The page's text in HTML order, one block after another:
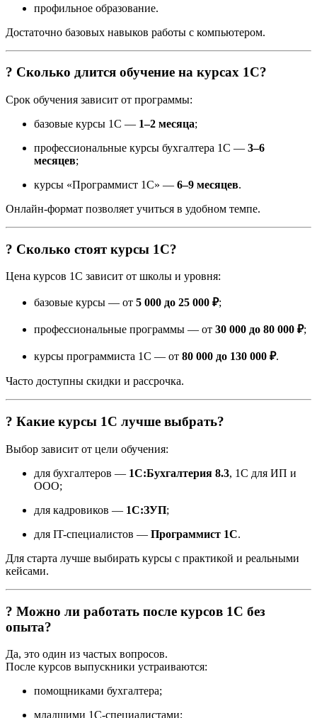
профильное образование.
Достаточно базовых навыков работы с компьютером.
? Сколько длится обучение на курсах 1С?
Срок обучения зависит от программы:
базовые курсы 1С — 1–2 месяца;
профессиональные курсы бухгалтера 1С — 3–6
месяцев;
курсы «Программист 1С» — 6–9 месяцев.
Онлайн-формат позволяет учиться в удобном темпе.
? Сколько стоят курсы 1С?
Цена курсов 1С зависит от школы и уровня:
базовые курсы — от 5 000 до 25 000 ₽;
профессиональные программы — от 30 000 до 80 000 ₽;
курсы программиста 1С — от 80 000 до 130 000 ₽.
Часто доступны скидки и рассрочка.
? Какие курсы 1С лучше выбрать?
Выбор зависит от цели обучения:
для бухгалтеров — 1С:Бухгалтерия 8.3, 1С для ИП и
ООО;
для кадровиков — 1С:ЗУП;
для IT-специалистов — Программист 1С.
Для старта лучше выбирать курсы с практикой и реальными
кейсами.
? Можно ли работать после курсов 1С без
опыта?
Да, это один из частых вопросов.
После курсов выпускники устраиваются:
помощниками бухгалтера;
младшими 1С-специалистами;